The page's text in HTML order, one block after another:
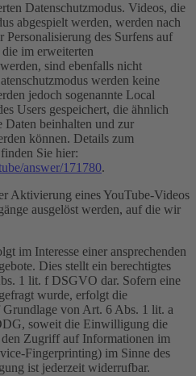
Datenschutzmodus. Videos, die
abgespielt werden, werden nach
des Surfens auf
im erweiterten
sind ebenfalls nicht
werden keine
jedoch sogenannte Local
Users gespeichert, die ähnlich
Daten beinhalten und zur
können. Details zum
Sie hier:
answer/171780.
Aktivierung eines YouTube-Videos
ausgelöst werden, auf die wir
im Interesse einer ansprechenden
Dies stellt ein berechtigtes
1 lit. f DSGVO dar. Sofern eine
wurde, erfolgt die
von Art. 6 Abs. 1 lit. a
soweit die Einwilligung die
Zugriff auf Informationen im
Fingerprinting) im Sinne des
ist jederzeit widerrufbar.